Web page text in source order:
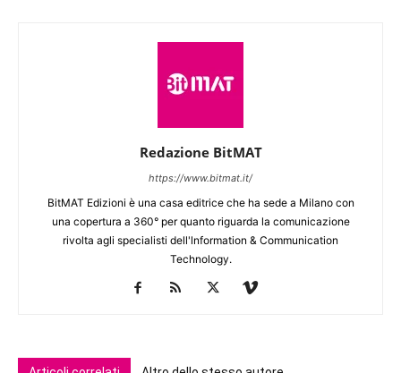
Redazione BitMAT
https://www.bitmat.it/
BitMAT Edizioni è una casa editrice che ha sede a Milano con
una copertura a 360° per quanto riguarda la comunicazione
rivolta agli specialisti dell'lnformation & Communication
Technology.